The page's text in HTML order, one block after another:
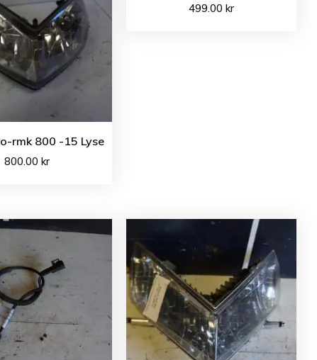
rmk 800 -15 Lyse
800.00 kr
499.00 kr